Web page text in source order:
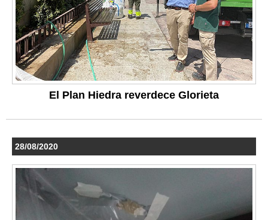
El Plan Hiedra reverdece Glorieta
28/08/2020